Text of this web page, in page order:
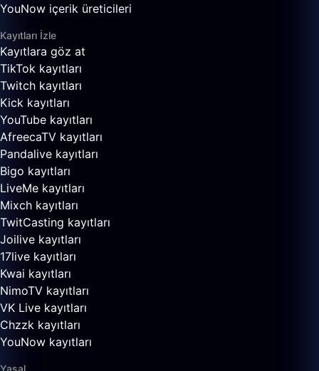
YouNow içerik üreticileri
Kayıtları İzle
Kayıtlara göz at
TikTok kayıtları
Twitch kayıtları
Kick kayıtları
YouTube kayıtları
AfreecaTV kayıtları
Pandalive kayıtları
Bigo kayıtları
LiveMe kayıtları
Mixch kayıtları
TwitCasting kayıtları
Joilive kayıtları
17live kayıtları
Kwai kayıtları
NimoTV kayıtları
VK Live kayıtları
Chzzk kayıtları
YouNow kayıtları